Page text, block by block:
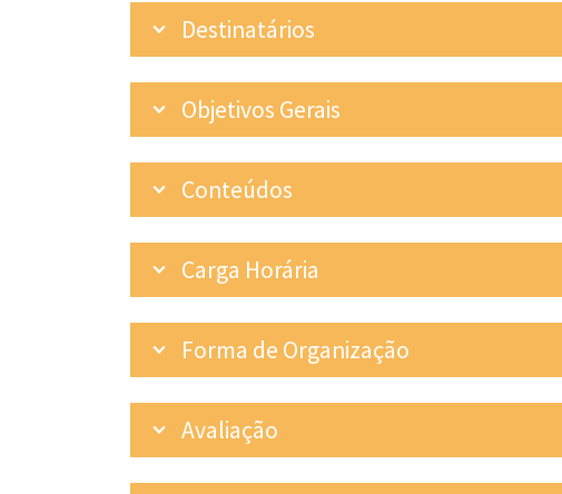
Destinatários
Objetivos Gerais
Conteúdos
Carga Horária
Forma de Organização
Avaliação